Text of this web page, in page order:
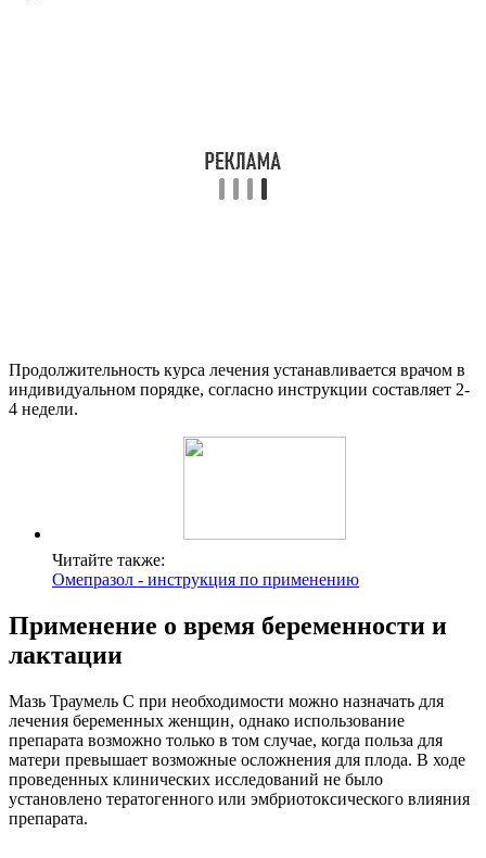
Продолжительность курса лечения устанавливается врачом в
индивидуальном порядке, согласно инструкции составляет 2-
4 недели.
Читайте также:
Омепразол - инструкция по применению
Применение о время беременности и
лактации
Мазь Траумель С при необходимости можно назначать для
лечения беременных женщин, однако использование
препарата возможно только в том случае, когда польза для
матери превышает возможные осложнения для плода. В ходе
проведенных клинических исследований не было
установлено тератогенного или эмбриотоксического влияния
препарата.